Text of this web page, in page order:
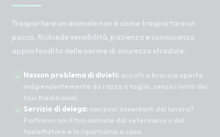
Trasportare un animale non è come trasportare un
pacco. Richiede sensibilità, pazienza e conoscenza
approfondita delle norme di sicurezza stradale.
Nessun problema di divieti: accolti a braccia aperte,
indipendentemente da razza o taglia, senza i limiti dei
taxi tradizionali.
Servizio di delega: non puoi assentarti dal lavoro?
Portiamo noi il tuo animale dal veterinario o dal
toelettatore e lo riportiamo a casa.